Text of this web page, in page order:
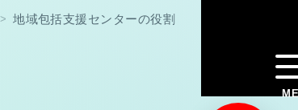
地域包括支援センターの役割